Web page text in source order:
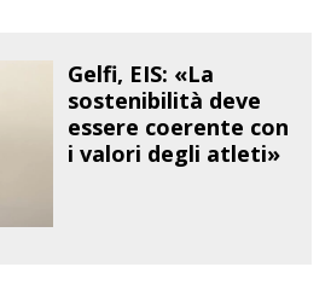
Gelfi, EIS: «La
sostenibilità deve
essere coerente con
i valori degli atleti»